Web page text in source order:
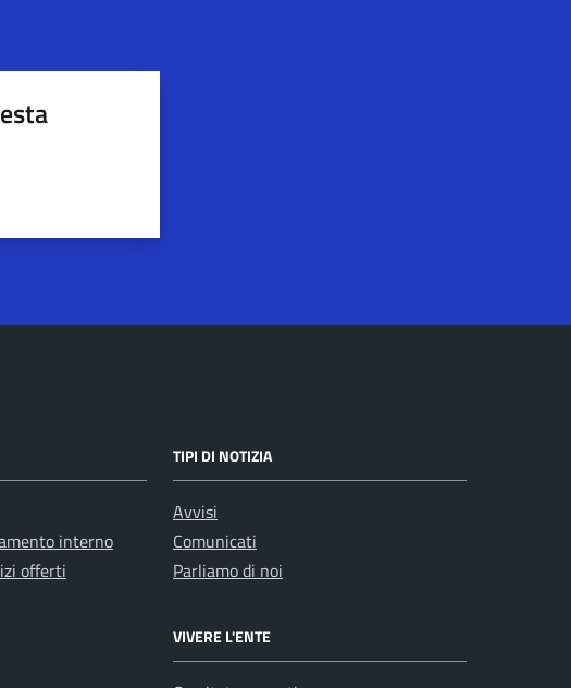
interno
offerti
TIPI DI NOTIZIA
Avvisi
Comunicati
Parliamo di noi
VIVERE L'ENTE